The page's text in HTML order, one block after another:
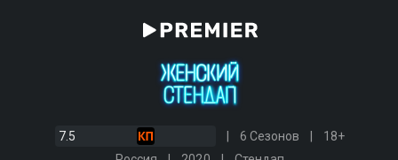
7.5 6 Сезонов
18+